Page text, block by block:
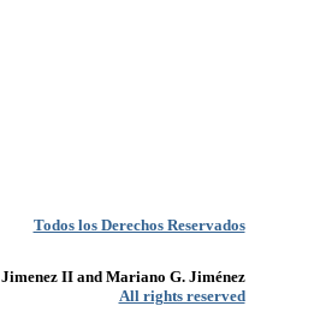
Todos los Derechos Reservados
II and Mariano G. Jiménez
All rights reserved